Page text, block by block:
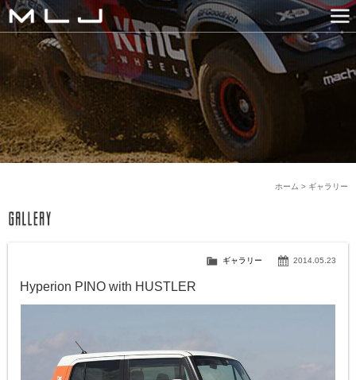
MLJ / Lexani(レクサーニ
PRODUCTS
GALLERY
SNS
COMPANY
HISTORY
CONTACT US
ギャラリー
ホーム >
2014.05.23
ギャラリー
Hyperion PINO with HUSTLER